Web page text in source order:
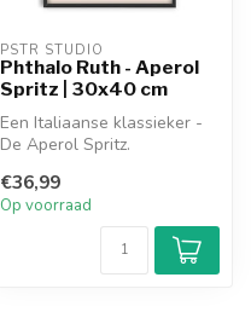
PSTR STUDIO
Phthalo Ruth - Aperol
Spritz | 30x40 cm
Een Italiaanse klassieker -
De Aperol Spritz.
€36,99
Op voorraad